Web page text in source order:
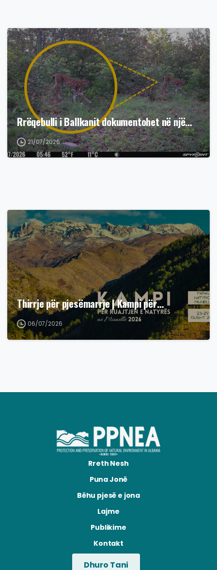
Rrëqebulli i Ballkanit dokumentohet në një…
21/07/2026
Thirrje për pjesëmarrje | Kampi për…
06/07/2026
Rreth Nesh
Puna Jonë
Bëhu pjesë e jona
Lajme
Publikime
Kontakt
Dhuro Tani